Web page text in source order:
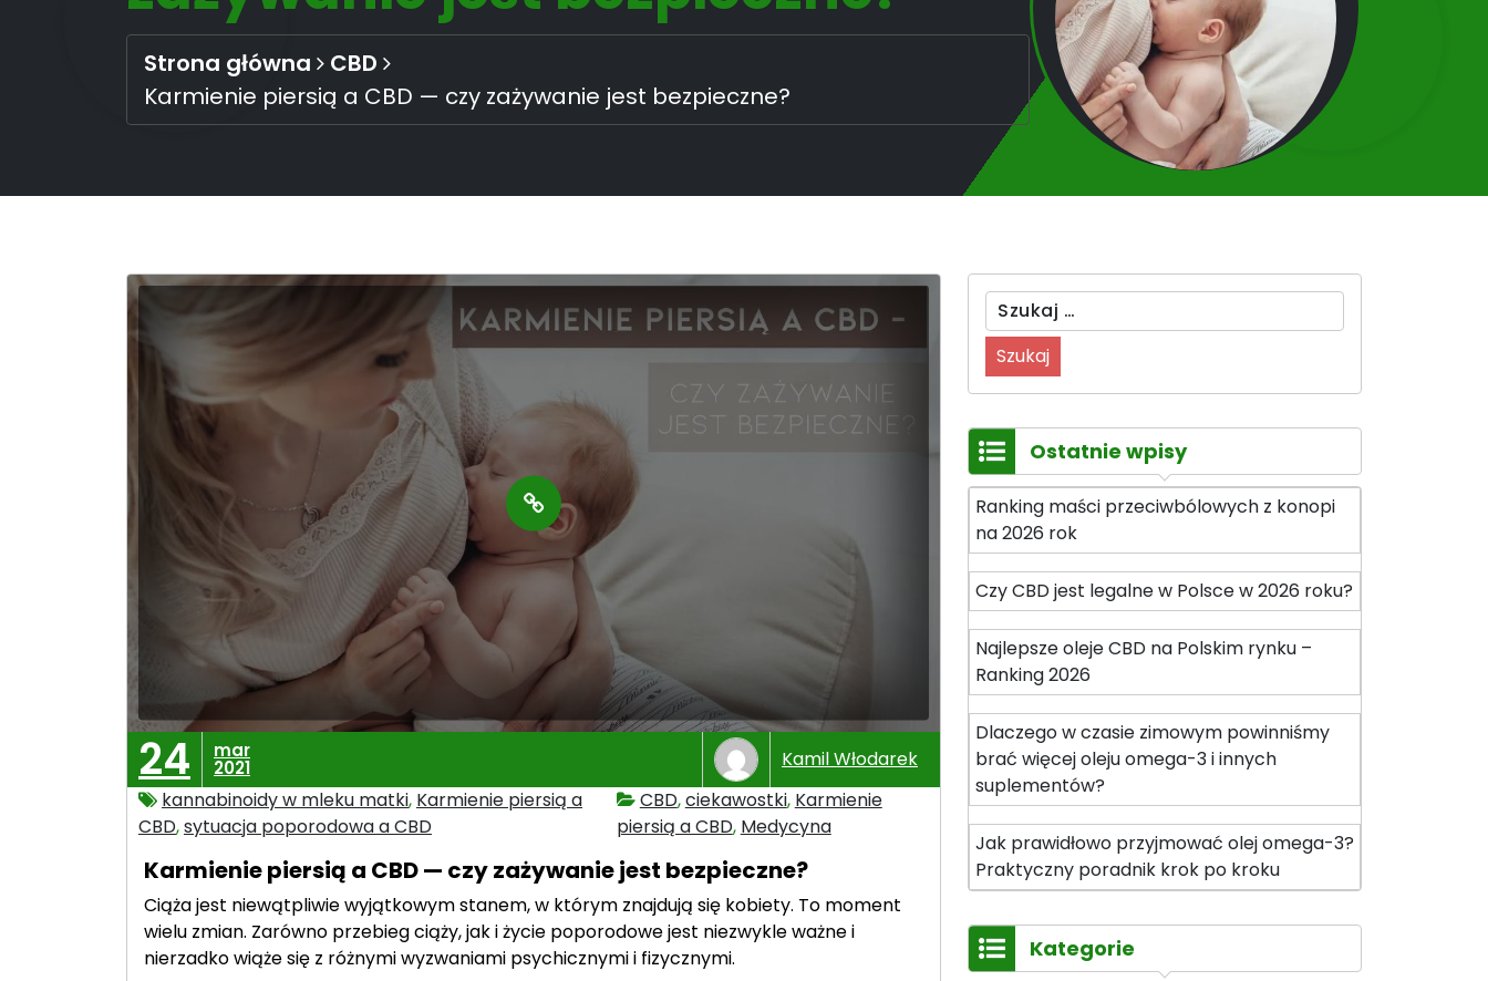
Strona główna
CBD
Karmienie piersią a CBD — czy zażywanie jest bezpieczne?
24 mar
2021
Kamil Włodarek
kannabinoidy w mleku matki, Karmienie piersią a
CBD,sytuacja poporodowa a CBD
CBD,ciekawostki, Karmienie
piersią a CBD, Medycyna
Karmienie piersią a CBD — czy zażywanie jest bezpieczne?
Ciąża jest niewątpliwie wyjątkowym stanem, w którym znajdują się kobiety. To moment
wielu zmian. Zarówno przebieg ciąży, jak i życie poporodowe jest niezwykle ważne i
nierzadko wiąże się z różnymi wyzwaniami psychicznymi i fizycznymi.
Szukaj:
Ostatnie wpisy
Ranking maści przeciwbólowych z konopi
na 2026 rok
Czy CBD jest legalne w Polsce w 2026 roku?
Najlepsze oleje CBD na Polskim rynku –
Ranking 2026
Dlaczego w czasie zimowym powinniśmy
brać więcej oleju omega-3 i innych
suplementów?
Jak prawidłowo przyjmować olej omega-3?
Praktyczny poradnik krok po kroku
Kategorie